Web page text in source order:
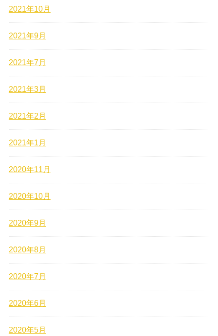
2021年10月
2021年9月
2021年7月
2021年3月
2021年2月
2021年1月
2020年11月
2020年10月
2020年9月
2020年8月
2020年7月
2020年6月
2020年5月